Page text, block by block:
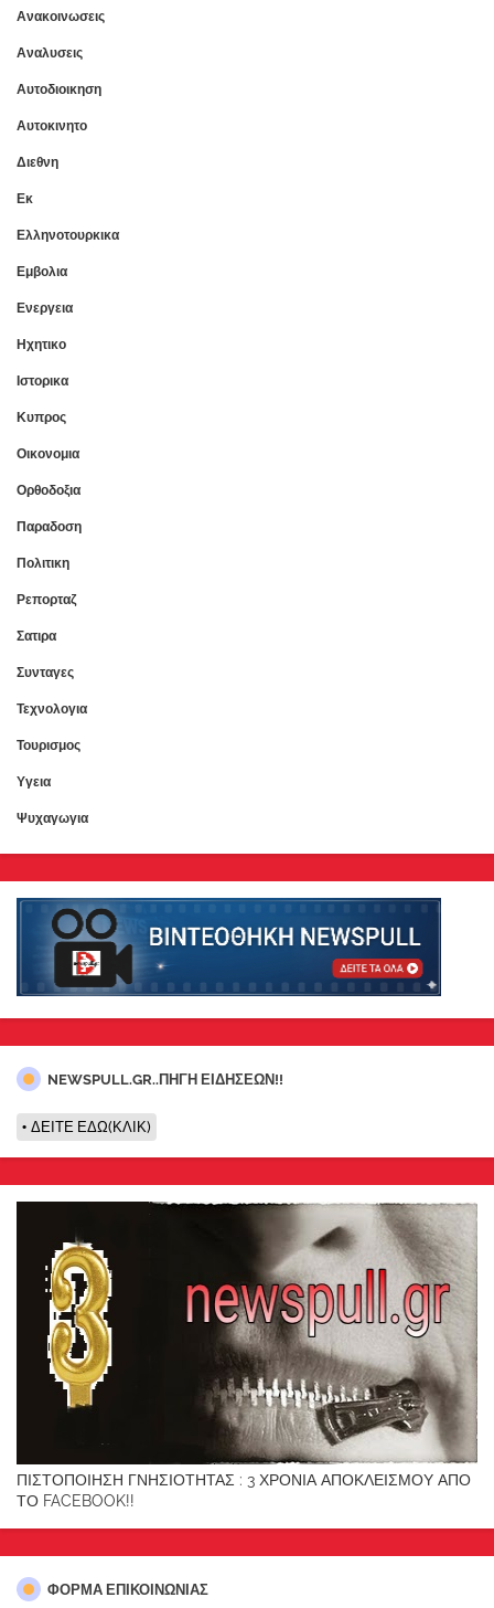
Ανακοινωσεις
Αναλυσεις
Αυτοδιοικηση
Αυτοκινητο
Διεθνη
Εκ
Ελληνοτουρκικα
Εμβολια
Ενεργεια
Ηχητικο
Ιστορικα
Κυπρος
Οικονομια
Ορθοδοξια
Παραδοση
Πολιτικη
Ρεπορταζ
Σατιρα
Συνταγες
Τεχνολογια
Τουρισμος
Υγεια
Ψυχαγωγια
NEWSPULL.GR..ΠΗΓΗ ΕΙΔΗΣΕΩΝ!!
ΔΕΙΤΕ ΕΔΩ(ΚΛΙΚ)
ΠΙΣΤΟΠΟΙΗΣΗ ΓΝΗΣΙΟΤΗΤΑΣ : 3 ΧΡΟΝΙΑ ΑΠΟΚΛΕΙΣΜΟΥ ΑΠΟ
ΤΟ FACEBOOK!!
ΦΌΡΜΑ ΕΠΙΚΟΙΝΩΝΊΑΣ